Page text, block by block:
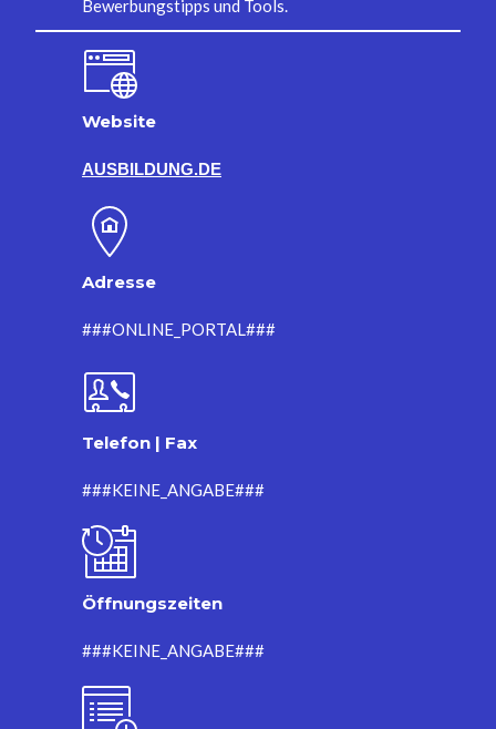
Bewerbungstipps und Tools.
Website
AUSBILDUNG.DE
Adresse
###ONLINE_PORTAL###
Telefon | Fax
###KEINE_ANGABE###
Öffnungszeiten
###KEINE_ANGABE###